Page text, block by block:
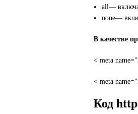
all—
none—
В качестве
< meta
< meta
Код